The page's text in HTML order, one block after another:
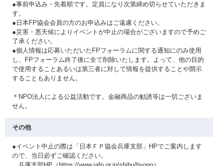
●事前申込み・先着順です。定員になり次第締め切らせていただきま
す。
●日本FP協会会員の方のお申込みはご遠慮ください。
●災害・悪天候によりイベントが中止の場合がございますので予めご
了承ください。
●個人情報は応募いただいたFPフォーラムに関する通知にのみ使用
し、FPフォーラム終了後に全て削除いたします。よって、他の目的
で使用することあるいは第三者に対して情報を提供することや開示
することもありません。
＊NPO法人による公益活動です。金融商品の勧誘等は一切ございま
せん。
その他
●イベント中止の際は「日本ＦＰ協会兵庫支部」HPでご案内します
ので、当日必ずご確認ください。